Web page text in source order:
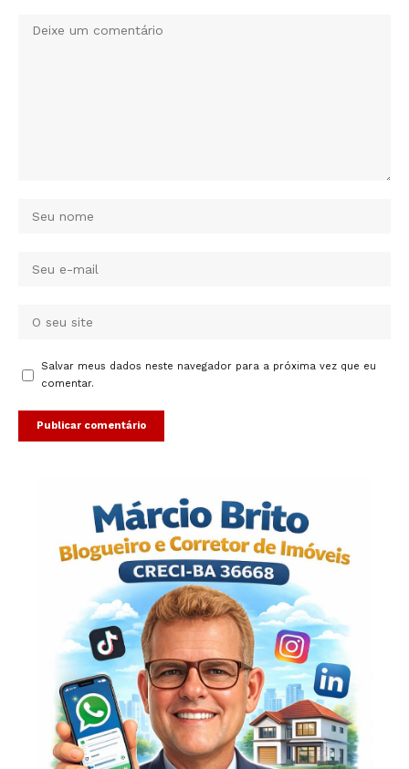
Salvar meus dados neste navegador para a próxima vez que eu
comentar.